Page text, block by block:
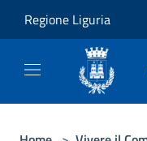
Regione Liguria